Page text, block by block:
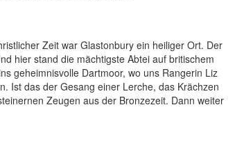
Zeit war Glastonbury ein heiliger Ort. Der
hier stand die mächtigste Abtei auf britischem
geheimnisvolle Dartmoor, wo uns Rangerin Liz
Ist das der Gesang einer Lerche, das Krächzen
Zeugen aus der Bronzezeit. Dann weiter